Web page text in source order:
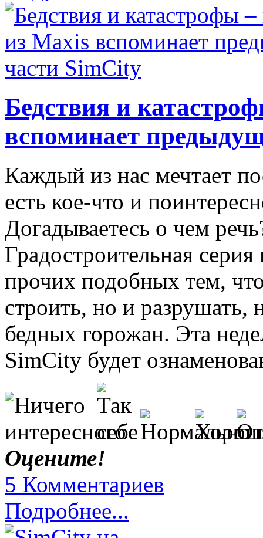
Бедствия и
вспоминает
Каждый из нас мечтает
есть кое-что и
Догадываетесь о чем
Градостроительная
прочих подобных тем,
строить, но и разрушать,
бедных горожан. Эта
SimCity будет
Оцените!
5 Комментариев
Подробнее...